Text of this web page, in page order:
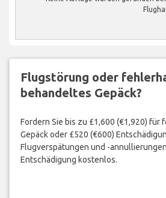
Flugstörung oder
behandeltes Gepäck?
Fordern Sie bis zu £1,600 (€1,920)
Gepäck oder £520 (€600)
Flugverspätungen und -
Entschädigung kostenlos.